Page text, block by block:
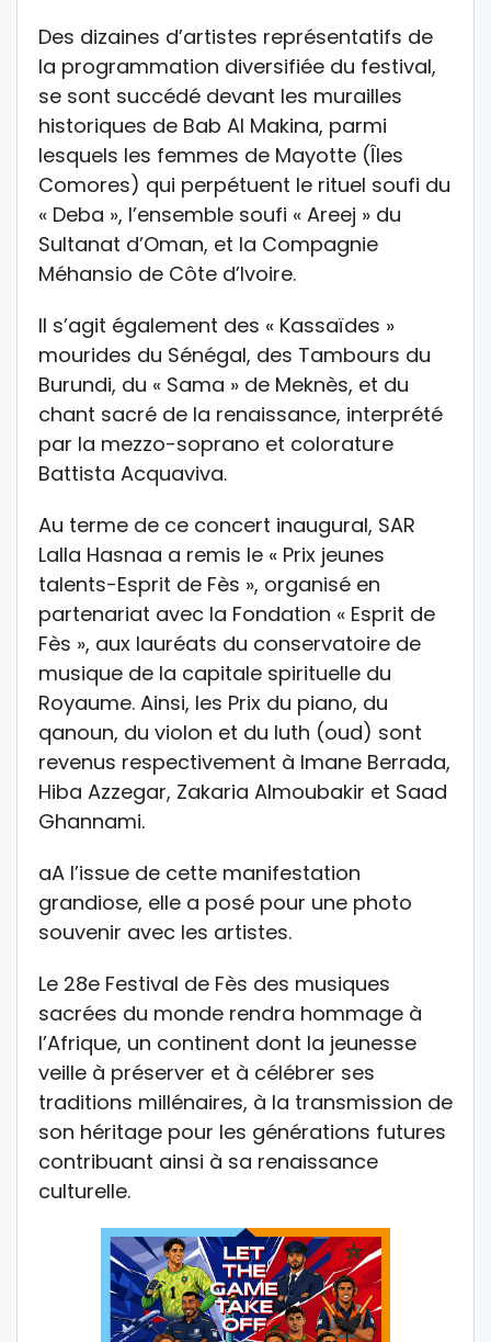
Des dizaines d’artistes représentatifs de
la programmation diversifiée du festival,
se sont succédé devant les murailles
historiques de Bab Al Makina, parmi
lesquels les femmes de Mayotte (Îles
Comores) qui perpétuent le rituel soufi du
« Deba », l’ensemble soufi « Areej » du
Sultanat d’Oman, et la Compagnie
Méhansio de Côte d’Ivoire.
Il s’agit également des « Kassaïdes »
mourides du Sénégal, des Tambours du
Burundi, du « Sama » de Meknès, et du
chant sacré de la renaissance, interprété
par la mezzo-soprano et colorature
Battista Acquaviva.
Au terme de ce concert inaugural, SAR
Lalla Hasnaa a remis le « Prix jeunes
talents-Esprit de Fès », organisé en
partenariat avec la Fondation « Esprit de
Fès », aux lauréats du conservatoire de
musique de la capitale spirituelle du
Royaume. Ainsi, les Prix du piano, du
qanoun, du violon et du luth (oud) sont
revenus respectivement à Imane Berrada,
Hiba Azzegar, Zakaria Almoubakir et Saad
Ghannami.
aA l’issue de cette manifestation
grandiose, elle a posé pour une photo
souvenir avec les artistes.
Le 28e Festival de Fès des musiques
sacrées du monde rendra hommage à
l’Afrique, un continent dont la jeunesse
veille à préserver et à célébrer ses
traditions millénaires, à la transmission de
son héritage pour les générations futures
contribuant ainsi à sa renaissance
culturelle.